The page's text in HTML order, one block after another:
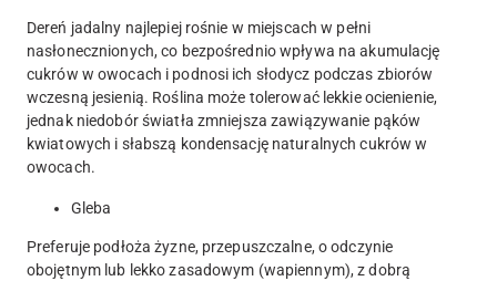
Dereń jadalny najlepiej rośnie w miejscach w pełni
nasłonecznionych, co bezpośrednio wpływa na akumulację
cukrów w owocach i podnosi ich słodycz podczas zbiorów
wczesną jesienią. Roślina może tolerować lekkie ocienienie,
jednak niedobór światła zmniejsza zawiązywanie pąków
kwiatowych i słabszą kondensację naturalnych cukrów w
owocach.
Gleba
Preferuje podłoża żyzne, przepuszczalne, o odczynie
obojętnym lub lekko zasadowym (wapiennym), z dobrą